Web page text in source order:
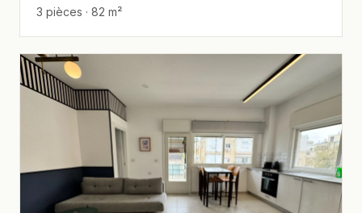
3 pièces · 82 m²